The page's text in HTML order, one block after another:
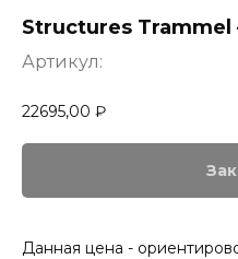
Structures
Артикул:
22695,00 ₽
Данная цена -